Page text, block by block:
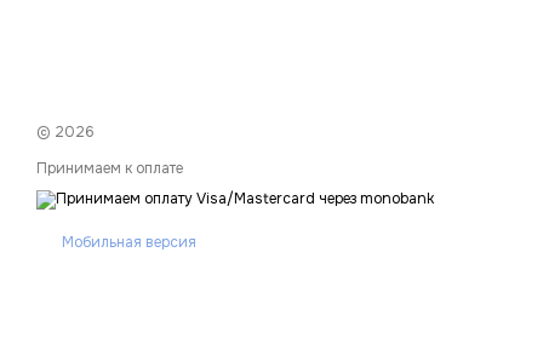
© 2026
Принимаем к оплате
Мобильная версия